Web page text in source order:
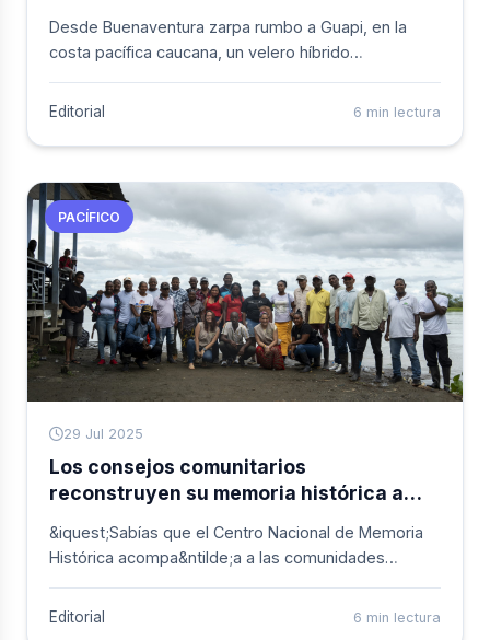
Desde Buenaventura zarpa rumbo a Guapi, en la
costa pacífica caucana, un velero híbrido
trabajo de los pescadores artesanales y reducir la
se presenta como un prototipo innovador adaptado
a las necesidades del territorio.
Editorial 6 min lectura
PACÍFICO
29 Jul 2025
Los consejos comunitarios
reconstruyen su memoria histórica a
&iquest;Sabías que el Centro Nacional de Memoria
Histórica acompa&ntilde;a a las comunidades
en sus procesos de reconstrucción de memoria
Editorial 6 min lectura